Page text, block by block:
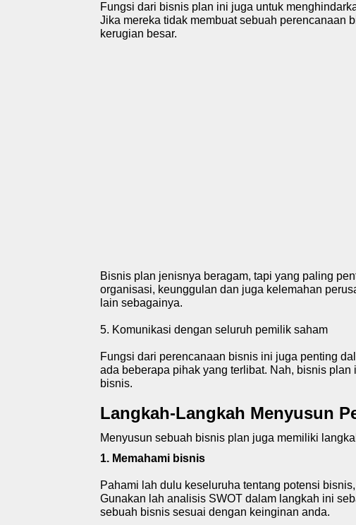
Fungsi dari bisnis plan ini juga untuk
Jika mereka tidak membuat sebuah perencanaan
kerugian besar.
Bisnis plan jenisnya beragam, tapi yang paling
organisasi, keunggulan dan juga kelemahan
lain sebagainya.
5. Komunikasi dengan seluruh pemilik saham
Fungsi dari perencanaan bisnis ini juga penting
ada beberapa pihak yang terlibat. Nah, bisnis
bisnis.
Langkah-Langkah Menyusun
Menyusun sebuah bisnis plan juga memiliki
1. Memahami bisnis
Pahami lah dulu keseluruha tentang potensi
Gunakan lah analisis SWOT dalam langkah ini
sebuah bisnis sesuai dengan keinginan anda.